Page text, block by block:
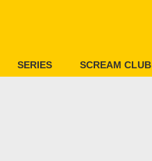
SERIES SCREAM CLUB